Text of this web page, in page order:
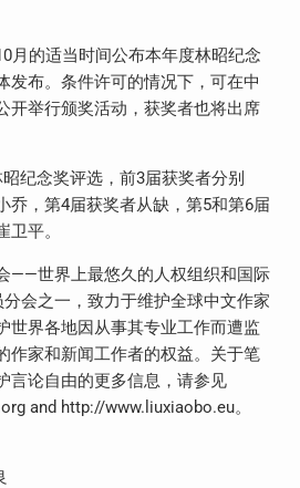
月的适当时间公布本年度林昭纪念
发布。条件许可的情况下，可在中
开举行颁奖活动，获奖者也将出席
纪念奖评选，前3届获奖者分别
乔，第4届获奖者从缺，第5和第6届
平。
——世界上最悠久的人权组织和国际
会之一，致力于维护全球中文作家
世界各地因从事其专业工作而遭监
作家和新闻工作者的权益。关于笔
言论自由的更多信息，请参见
and http://www.liuxiaobo.eu。